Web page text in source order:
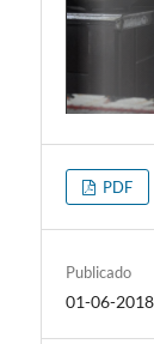
PDF
Publicado
01-06-2018